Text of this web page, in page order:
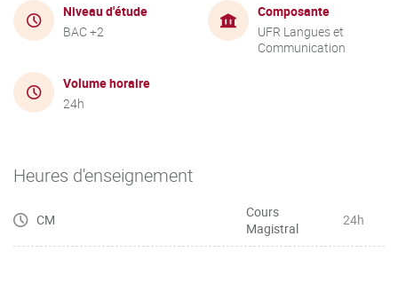
Niveau d'étude
BAC +2
Composante
UFR Langues et
Communication
Volume horaire
24h
Heures d'enseignement
CM
Cours
Magistral
24h